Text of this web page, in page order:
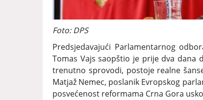
Foto: DPS
Predsjedavajući Parlamentarnog
Tomas Vajs saopštio je prije dva
trenutno sprovodi, postoje realne
Matjaž Nemec, poslanik Evropskog
posvećenost reformama Crna Gora